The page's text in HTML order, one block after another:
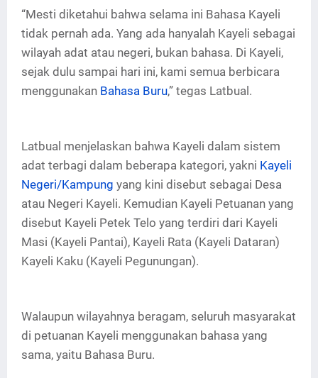
“Mesti diketahui bahwa selama ini Bahasa Kayeli
tidak pernah ada. Yang ada hanyalah Kayeli sebagai
wilayah adat atau negeri, bukan bahasa. Di Kayeli,
sejak dulu sampai hari ini, kami semua berbicara
menggunakan Bahasa Buru,” tegas Latbual.
Latbual menjelaskan bahwa Kayeli dalam sistem
adat terbagi dalam beberapa kategori, yakni Kayeli
Negeri/Kampung yang kini disebut sebagai Desa
atau Negeri Kayeli. Kemudian Kayeli Petuanan yang
disebut Kayeli Petek Telo yang terdiri dari Kayeli
Masi (Kayeli Pantai), Kayeli Rata (Kayeli Dataran)
Kayeli Kaku (Kayeli Pegunungan).
Walaupun wilayahnya beragam, seluruh masyarakat
di petuanan Kayeli menggunakan bahasa yang
sama, yaitu Bahasa Buru.